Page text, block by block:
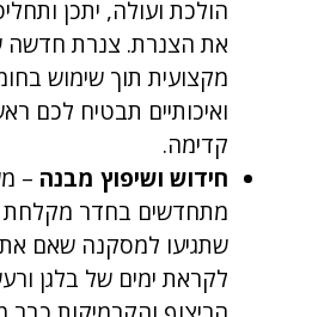
הולכת ועולה, יתכן
את הצנרת. צנרת חדשה
מקצועית תוך שימוש
ואיכותיים תבטיח לכם
קדימה.
חידוש ושיפוץ מבנה –
מתחדשים בחדר מקלחת
שתגיעו למסקנה שאם
לקראת ימים של בלגן